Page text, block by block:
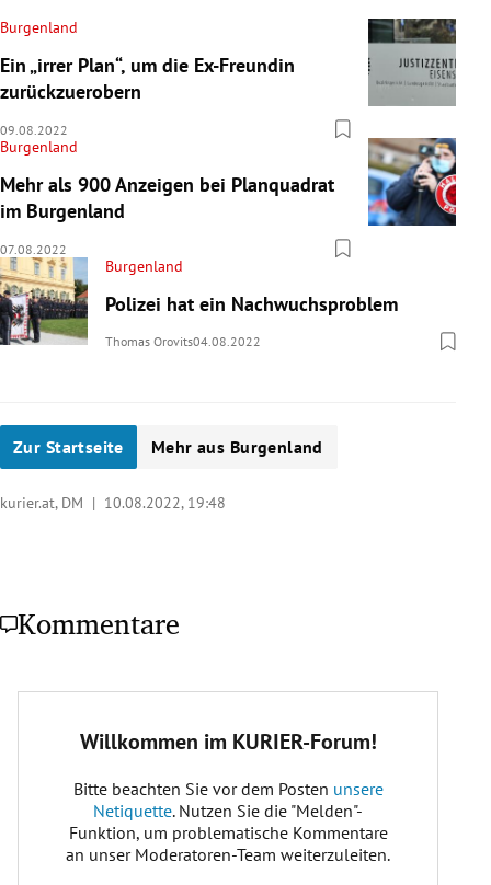
Burgenland
Ein „irrer Plan“, um die Ex-Freundin
zurückzuerobern
09.08.2022
Burgenland
Mehr als 900 Anzeigen bei Planquadrat
im Burgenland
07.08.2022
Burgenland
Polizei hat ein Nachwuchsproblem
Thomas Orovits04.08.2022
Zur Startseite Mehr aus Burgenland
kurier.at, DM | 10.08.2022, 19:48
Kommentare